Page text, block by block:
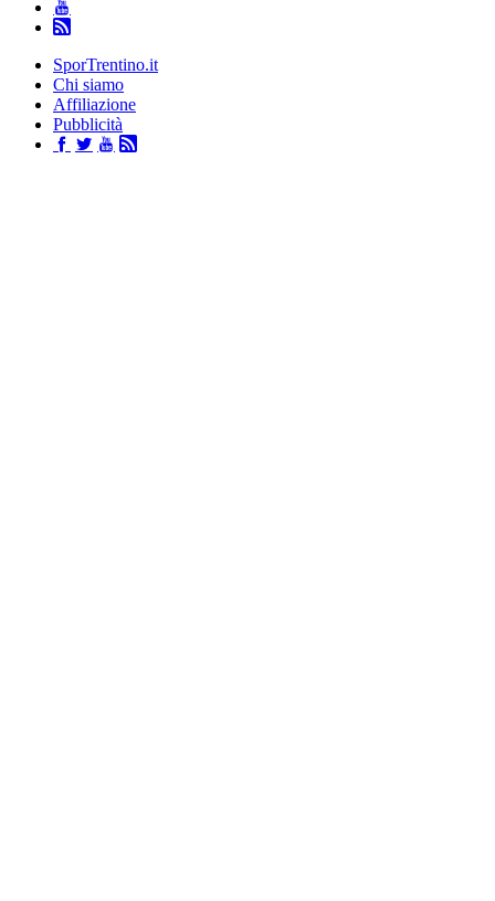
SporTrentino.it
Chi siamo
Affiliazione
Pubblicità